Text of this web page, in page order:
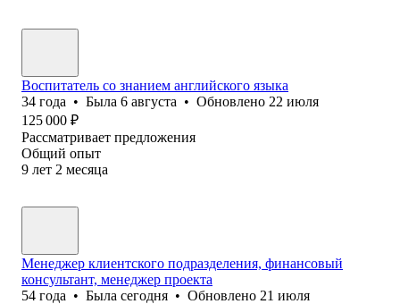
Воспитатель со знанием английского языка
34 года • Была 6 августа • Обновлено 22 июля
125 000 ₽
Рассматривает предложения
Общий опыт
9 лет 2 месяца
Менеджер клиентского подразделения, финансовый
консультант, менеджер проекта
54 года • Была сегодня • Обновлено 21 июля